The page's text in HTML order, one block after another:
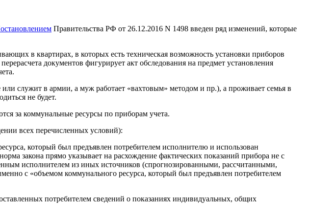
Правительства РФ от 26.12.2016 N 1498 введен ряд изменений, которые
в квартирах, в которых есть техническая возможность установки приборов
документов фигурирует акт обследования на предмет установления
служит в армии, а муж работает «вахтовым» методом и пр.), а проживает семья в
не будет.
за коммунальные ресурсы по приборам учета.
всех перечисленных условий):
который был предъявлен потребителем исполнителю и использован
закона прямо указывает на расхождение фактических показаний прибора не с
исполнителем из иных источников (спрогнозированными, рассчитанными,
с «объемом коммунального ресурса, который был предъявлен потребителем
потребителем сведений о показаниях индивидуальных, общих